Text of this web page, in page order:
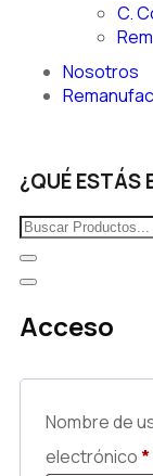
C.
Nosotros
¿QUÉ ESTÁS
Acceso
Nombre de
electrónico *